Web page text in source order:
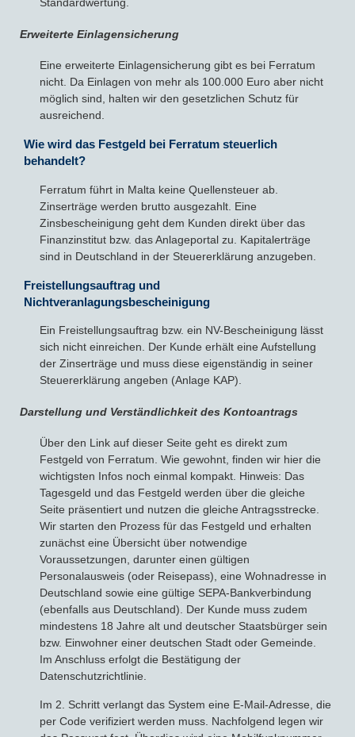
Erweiterte Einlagensicherung
Eine erweiterte Einlagensicherung gibt es bei Ferratum
nicht. Da Einlagen von mehr als 100.000 Euro aber nicht
möglich sind, halten wir den gesetzlichen Schutz für
ausreichend.
Wie wird das Festgeld bei Ferratum steuerlich
behandelt?
Ferratum führt in Malta keine Quellensteuer ab.
Zinserträge werden brutto ausgezahlt. Eine
Zinsbescheinigung geht dem Kunden direkt über das
Finanzinstitut bzw. das Anlageportal zu. Kapitalerträge
sind in Deutschland in der Steuererklärung anzugeben.
Freistellungsauftrag und
Nichtveranlagungsbescheinigung
Ein Freistellungsauftrag bzw. ein NV-Bescheinigung lässt
sich nicht einreichen. Der Kunde erhält eine Aufstellung
der Zinserträge und muss diese eigenständig in seiner
Steuererklärung angeben (Anlage KAP).
Darstellung und Verständlichkeit des Kontoantrags
Über den Link auf dieser Seite geht es direkt zum
Festgeld von Ferratum. Wie gewohnt, finden wir hier die
wichtigsten Infos noch einmal kompakt. Hinweis: Das
Tagesgeld und das Festgeld werden über die gleiche
Seite präsentiert und nutzen die gleiche Antragsstrecke.
Wir starten den Prozess für das Festgeld und erhalten
zunächst eine Übersicht über notwendige
Voraussetzungen, darunter einen gültigen
Personalausweis (oder Reisepass), eine Wohnadresse in
Deutschland sowie eine gültige SEPA-Bankverbindung
(ebenfalls aus Deutschland). Der Kunde muss zudem
mindestens 18 Jahre alt und deutscher Staatsbürger sein
bzw. Einwohner einer deutschen Stadt oder Gemeinde.
Im Anschluss erfolgt die Bestätigung der
Datenschutzrichtlinie.
Im 2. Schritt verlangt das System eine E-Mail-Adresse, die
per Code verifiziert werden muss. Nachfolgend legen wir